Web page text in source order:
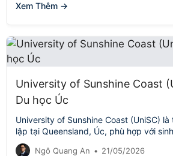
Xem Thêm →
University of Sunshine Coast
Du học Úc
University of Sunshine Coast (UniSC)
lập tại Queensland, Úc, phù hợp với
muốn…
Ngô Quang An • 21/05/2026